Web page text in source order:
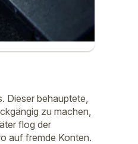
Dieser behauptete,
zu machen,
flog der
auf fremde Konten.